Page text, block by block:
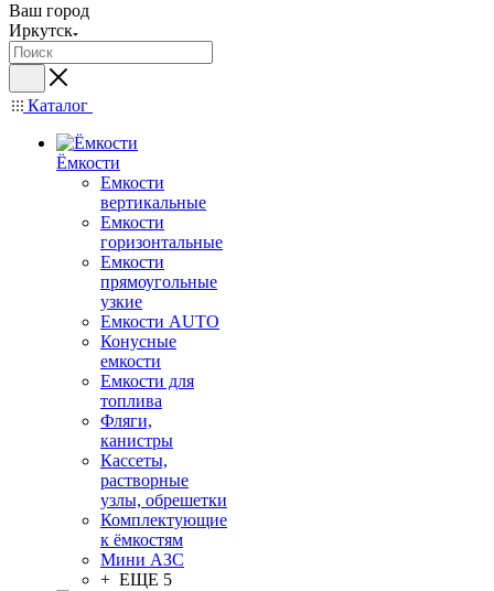
Ваш город
Иркутск
Каталог
Ёмкости
Емкости
вертикальные
Емкости
горизонтальные
Емкости
прямоугольные
узкие
Емкости АUТО
Конусные
емкости
Емкости для
топлива
Фляги,
канистры
Кассеты,
растворные
узлы, обрешетки
Комплектующие
к ёмкостям
Мини АЗС
+ ЕЩЕ 5